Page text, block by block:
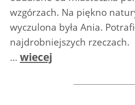
wzgórzach. Na piękno
wyczulona była Ania.
najdrobniejszych rzeczach.
... wiecej